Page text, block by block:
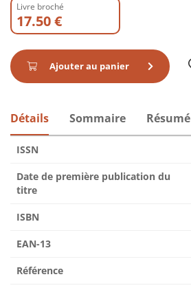
Livre broché
17.50 €
Ajouter au panier
Détails Sommaire Résumé
ISSN
Date de première publication du
titre
ISBN
EAN-13
Référence